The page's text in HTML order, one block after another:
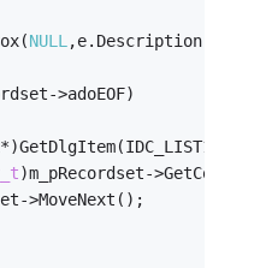
NULL,e.Description(),
>adoEOF)
)m_pRecordset-
>MoveNext();